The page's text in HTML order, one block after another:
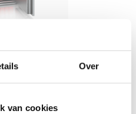
Over
van cookies